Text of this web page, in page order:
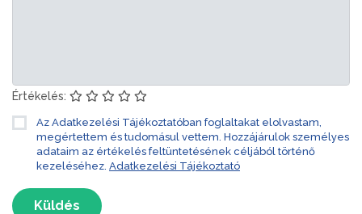
Értékelés:
Az Adatkezelési Tájékoztatóban foglaltakat elolvastam,
megértettem és tudomásul vettem. Hozzájárulok személyes
adataim az értékelés feltüntetésének céljából történő
kezeléséhez. Adatkezelési Tájékoztató
Küldés